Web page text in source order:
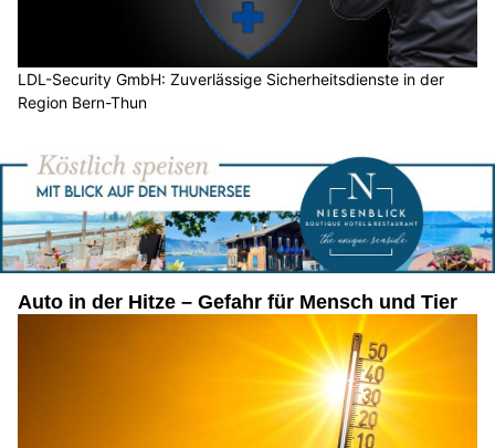
LDL-Security GmbH: Zuverlässige Sicherheitsdienste in der
Region Bern-Thun
Auto in der Hitze – Gefahr für Mensch und Tier